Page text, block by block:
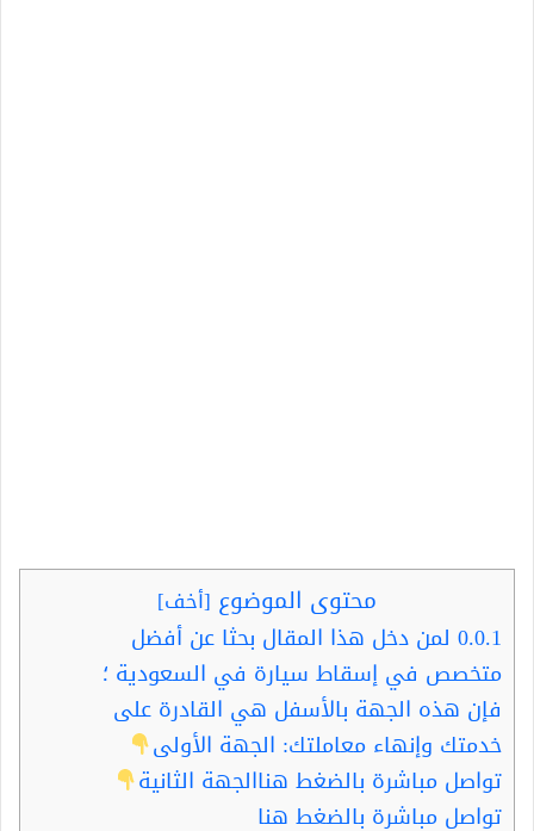
محتوى الموضوع [أخف]
0.0.1 لمن دخل هذا المقال بحثا عن أفضل
متخصص في إسقاط سيارة في السعودية ؛
فإن هذه الجهة بالأسفل هي القادرة على
خدمتك وإنهاء معاملتك: الجهة الأولى
تواصل مباشرة بالضغط هناالجهة الثانية
تواصل مباشرة بالضغط هنا